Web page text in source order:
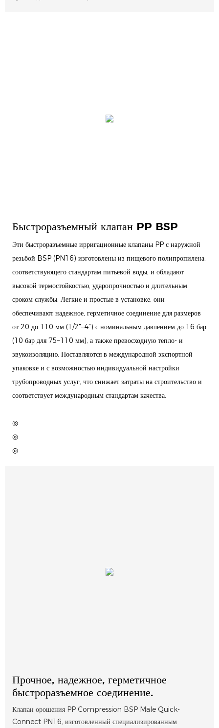
Быстроразъемный клапан PP BSP
Эти быстроразъемные ирригационные клапаны PP с наружной
резьбой BSP (PN16) изготовлены из пищевого полипропилена,
соответствующего стандартам питьевой воды, и обладают
высокой термостойкостью, ударопрочностью и длительным
сроком службы. Легкие и простые в установке, они
обеспечивают надежное, герметичное соединение для размеров
от 20 до 110 мм (1/2"–4") с номинальным давлением до 16 бар
(10 бар для 75–110 мм), а также превосходную тепло- и
звукоизоляцию. Поставляются в международной экспортной
упаковке и с возможностью индивидуальной настройки
трубопроводных услуг, что снижает затраты на строительство и
соответствует международным стандартам качества.
◎
◎
◎
Прочное, надежное, герметичное
быстроразъемное соединение.
Клапан орошения PP Compression BSP Male Quick-
Connect PN16, изготовленный специализированным